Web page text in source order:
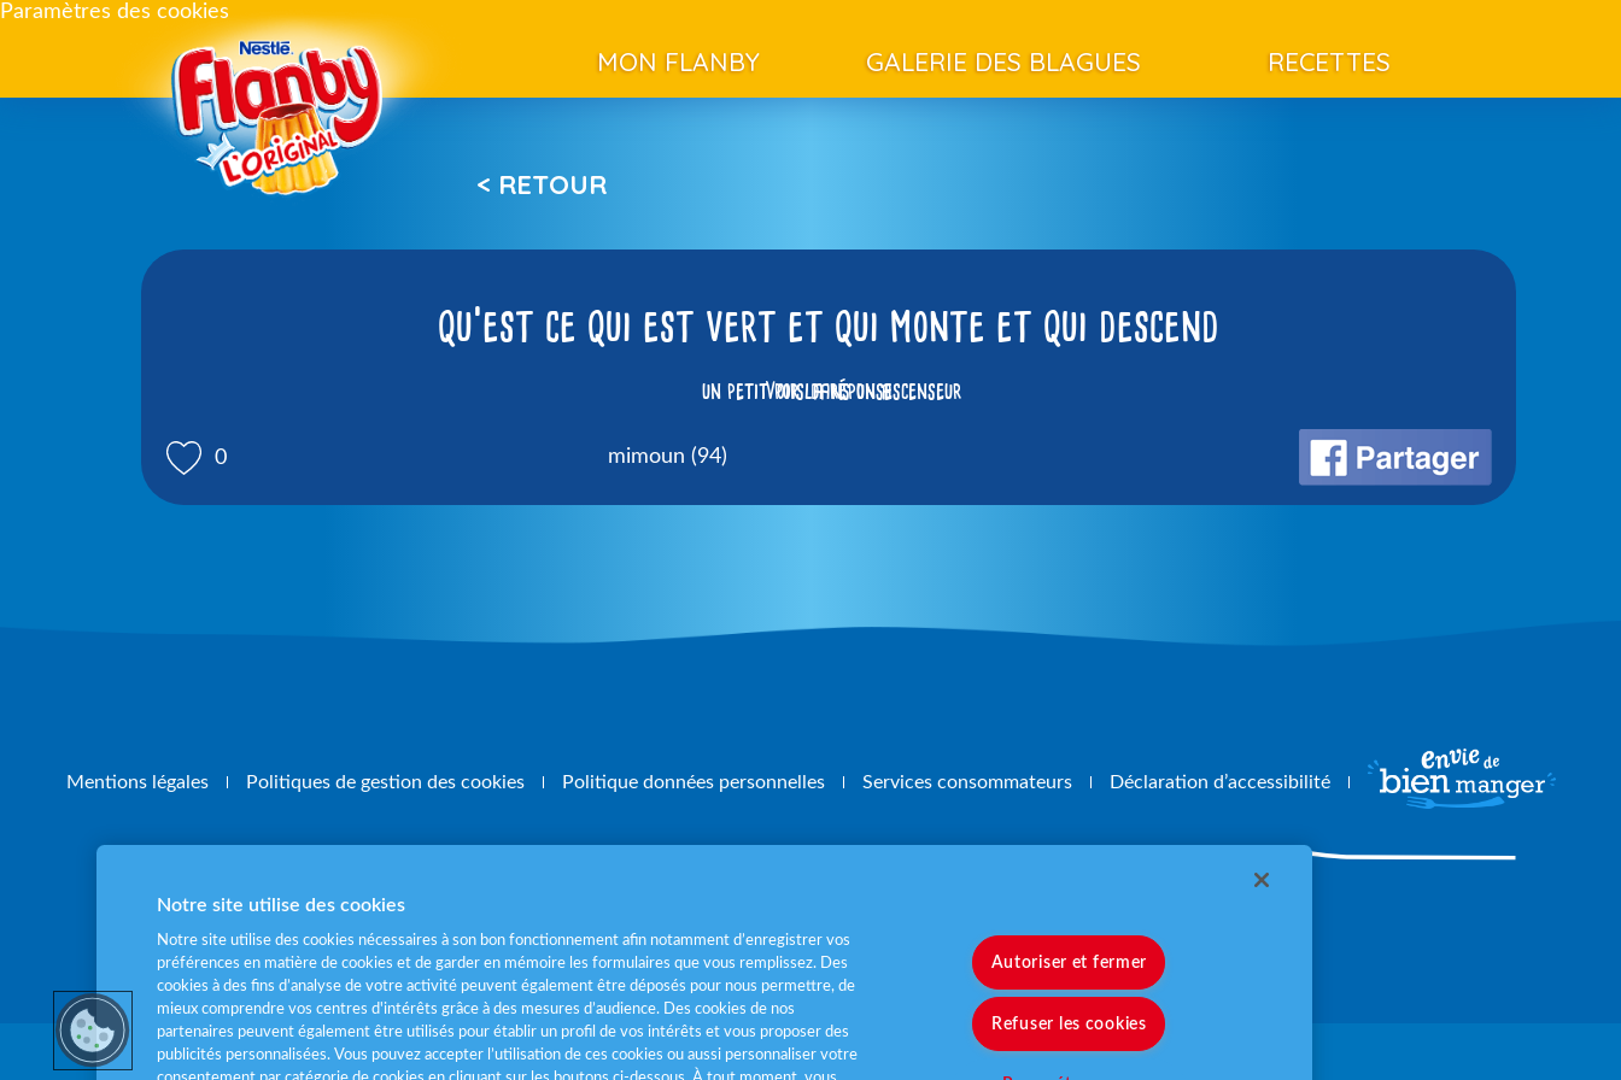
Paramètres des cookies
MON FLANBY GALERIE DES BLAGUES RECETTES
< RETOUR
qu’est ce qui est vert et qui monte et qui descend
Voir la réponse
un petit pois dans un ascenseur
0 mimoun (94)
Mentions légales Politiques de gestion des cookies Politique données personnelles Services consommateurs Déclaration d’accessibilité
Pour votre santé, mangez 5 fruits et légumes par jourwww.mangerbouger.fr
Notre site utilise des cookies
Notre site utilise des cookies nécessaires à son bon fonctionnement afin notamment d’enregistrer vos
préférences en matière de cookies et de garder en mémoire les formulaires que vous remplissez. Des
cookies à des fins d’analyse de votre activité peuvent également être déposés pour nous permettre, de
mieux comprendre vos centres d'intérêts grâce à des mesures d’audience. Des cookies de nos
partenaires peuvent également être utilisés pour établir un profil de vos intérêts et vous proposer des
publicités personnalisées. Vous pouvez accepter l’utilisation de ces cookies ou aussi personnaliser votre
Autoriser et fermer
Refuser les cookies